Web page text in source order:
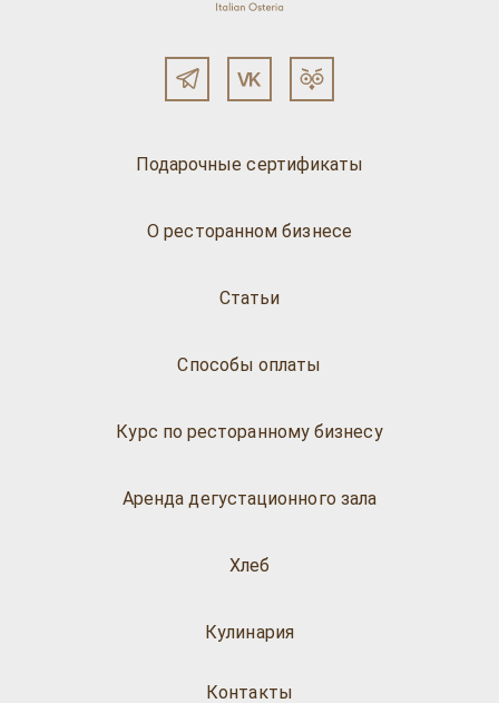
Подарочные сертификаты
О ресторанном бизнесе
Статьи
Способы оплаты
Курс по ресторанному бизнесу
Аренда дегустационного зала
Хлеб
Кулинария
Контакты